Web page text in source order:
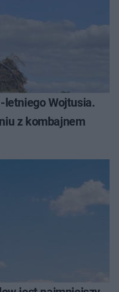
letniego Wojtusia.
z kombajnem